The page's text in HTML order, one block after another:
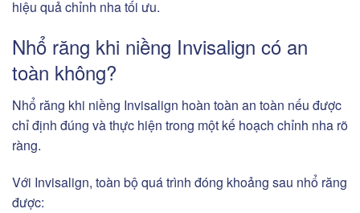
hiệu quả chỉnh nha tối ưu.
Nhổ răng khi niềng Invisalign có an
toàn không?
Nhổ răng khi niềng Invisalign hoàn toàn an toàn nếu được
chỉ định đúng và thực hiện trong một kế hoạch chỉnh nha rõ
ràng.
Với Invisalign, toàn bộ quá trình đóng khoảng sau nhổ răng
được: